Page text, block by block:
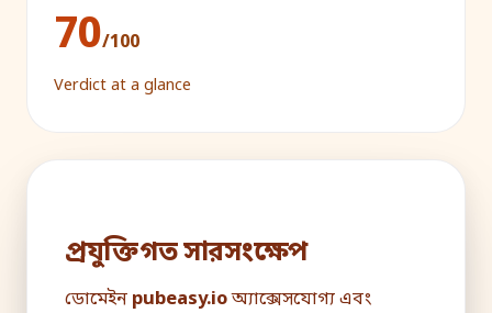
70/100
Verdict at a glance
প্রযুক্তিগত সারসংক্ষেপ
ডোমেইন pubeasy.ioঅ্যাক্সেসযোগ্য এবং